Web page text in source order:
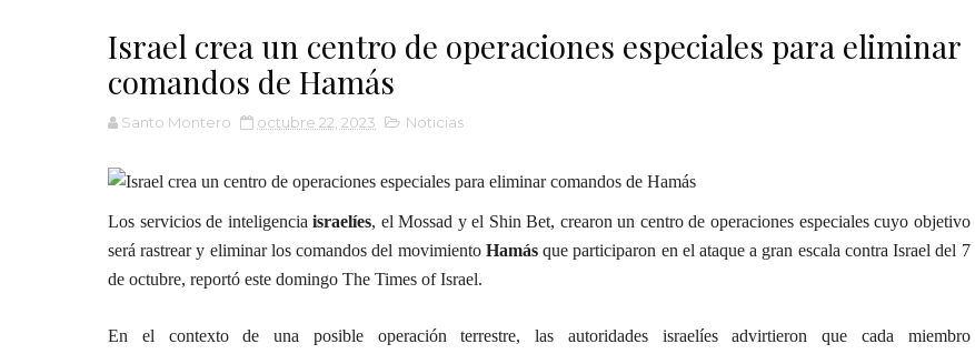
Israel crea un centro de operaciones especiales para eliminar
comandos de Hamás
Santo Montero octubre 22, 2023 Noticias
Los servicios de inteligenciaisraelíes, el Mossad y el Shin Bet, crearon un centro de operaciones especiales cuyo objetivo
será rastrear y eliminar los comandos del movimiento Hamásque participaron en el ataque a gran escala contra Israel del 7
de octubre, reportó este domingo The Times of Israel.
En el contexto de una posible operación terrestre, las autoridades israelíes advirtieron que cada miembro